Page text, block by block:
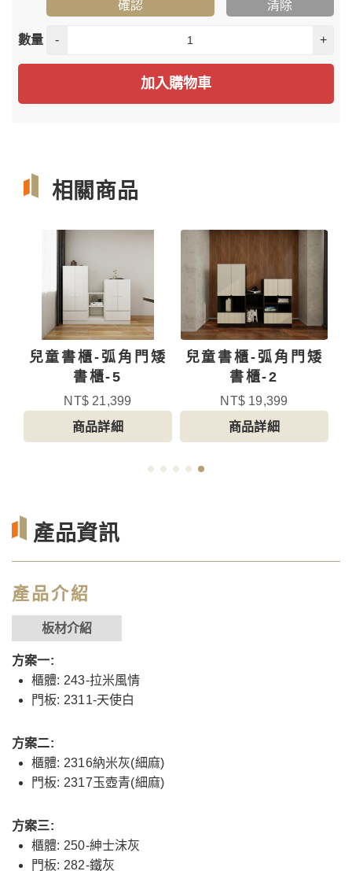
確認 清除
數量 - +
加入購物車
相關商品
兒童書櫃-弧角門矮
書櫃-5
NT$ 21,399
商品詳細
兒童書櫃-弧角門矮
書櫃-2
NT$ 19,399
商品詳細
產品資訊
產品介紹
板材介紹
方案一:
櫃體: 243-拉米風情
門板: 2311-天使白
方案二:
櫃體: 2316納米灰(細麻)
門板: 2317玉壺青(細麻)
方案三:
櫃體: 250-紳士沫灰
門板: 282-鐵灰